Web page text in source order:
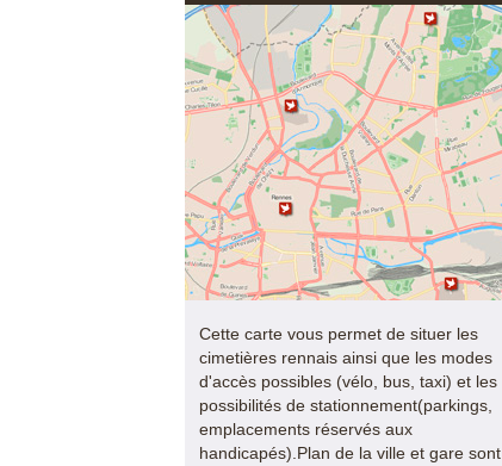
Cette carte vous permet de situer les
cimetières rennais ainsi que les modes
d'accès possibles (vélo, bus, taxi) et les
possibilités de stationnement(parkings,
emplacements réservés aux
handicapés).Plan de la ville et gare sont